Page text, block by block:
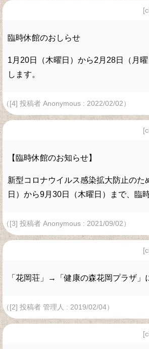
臨時休館のおしらせ
1月20日（木曜日）から2月28日（月
します。
（[4] 投稿者 Anonymous : 2022/02/02）
【臨時休館のお知らせ】
新型コロナウイルス感染拡大防止のた
日）から9月30日（木曜日）まで、臨
（[3] 投稿者 Anonymous : 2021/09/02）
「花岡荘」→「健康の森花岡プラザ」
（[2] 投稿者 管理人 : 2019/02/04）